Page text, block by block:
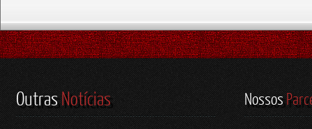
OutrasNotícias Nossos